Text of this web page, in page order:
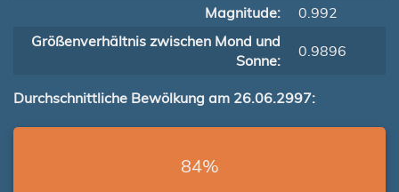
Magnitude:
0.992
Größenverhältnis zwischen Mond und
Sonne:
0.9896
Durchschnittliche Bewölkung am 26.06.2997:
84%